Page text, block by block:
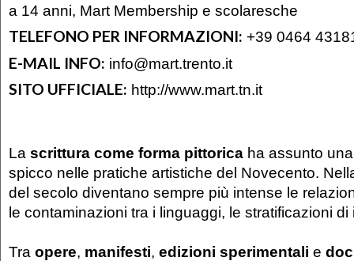
a 14 anni, Mart Membership e scolaresche
TELEFONO PER INFORMAZIONI: +39 0464
E-MAIL INFO: info@mart.trento.it
SITO UFFICIALE: http://www.mart.tn.it
La scrittura come forma pittorica ha assunto
spicco nelle pratiche artistiche del Novecento.
del secolo diventano sempre più intense le
le contaminazioni tra i linguaggi, le stratificazioni
Tra opere, manifesti, edizioni sperimentali e